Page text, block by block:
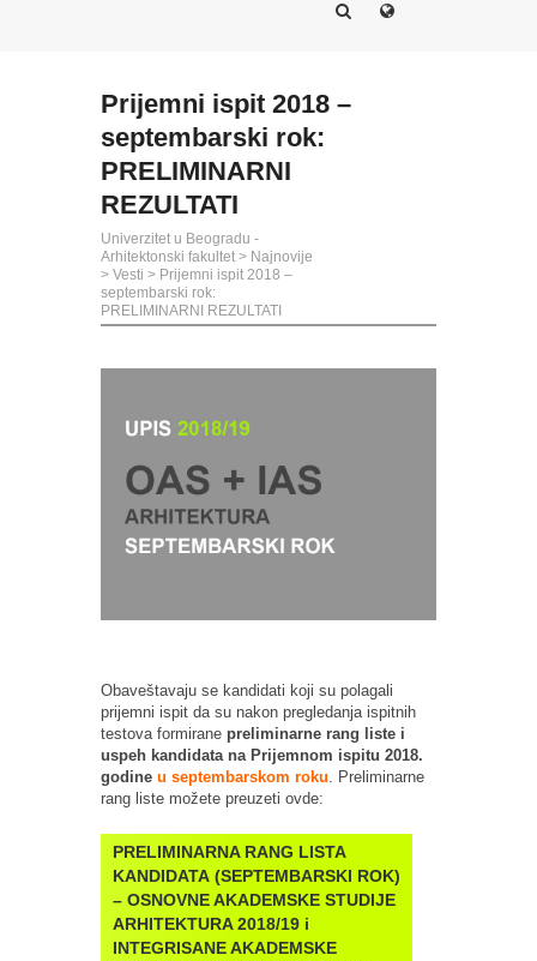
Prijemni ispit 2018 –
septembarski rok:
PRELIMINARNI
REZULTATI
Univerzitet u Beogradu -
Arhitektonski fakultet > Najnovije
> Vesti > Prijemni ispit 2018 –
septembarski rok:
PRELIMINARNI REZULTATI
Obaveštavaju se kandidati koji su polagali
prijemni ispit da su nakon pregledanja ispitnih
testova formirane preliminarne rang liste i
uspeh kandidata na Prijemnom ispitu 2018.
godine u septembarskom roku. Preliminarne
rang liste možete preuzeti ovde:
PRELIMINARNA RANG LISTA
KANDIDATA (SEPTEMBARSKI ROK)
– OSNOVNE AKADEMSKE STUDIJE
ARHITEKTURA 2018/19 i
INTEGRISANE AKADEMSKE